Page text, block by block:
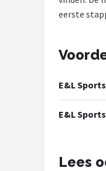
Stadsfietsen
POPULAIRE MERKEN
eerste
E&L
E&L
Lees